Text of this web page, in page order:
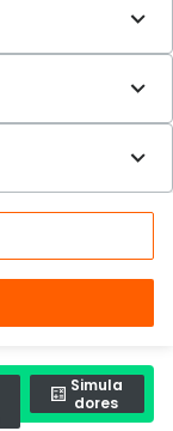
Simula
dores